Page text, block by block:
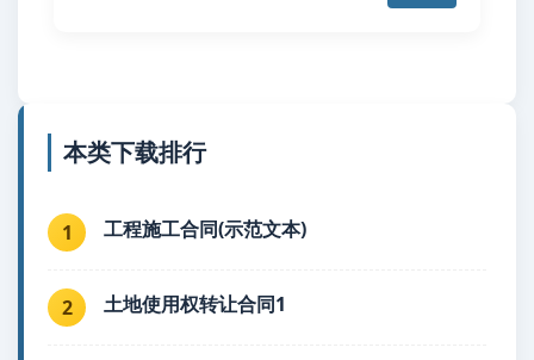
本类下载排行
1 工程施工合同(示范文本)
2 土地使用权转让合同1